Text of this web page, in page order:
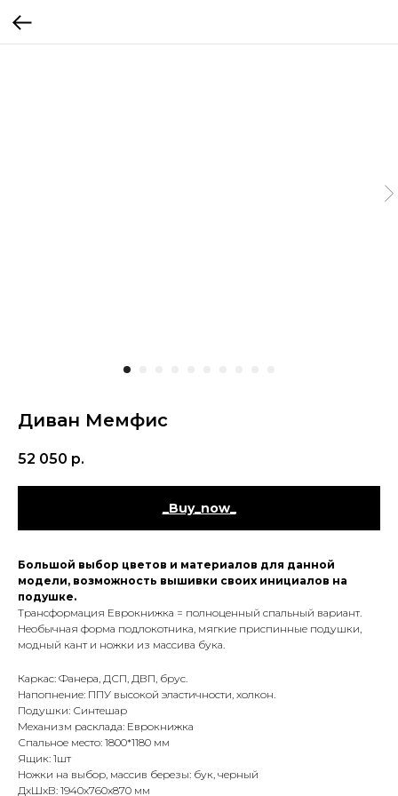
Диван Мемфис
52 050 р.
_Buy_now_
Большой выбор цветов и материалов для данной
модели, возможность вышивки своих инициалов на
подушке.
Трансформация Еврокнижка = полноценный спальный вариант.
Необычная форма подлокотника, мягкие приспинные подушки,
модный кант и ножки из массива бука.
Каркас: Фанера, ДСП, ДВП, брус.
Напопнение: ППУ высокой эластичности, холкон.
Подушки: Синтешар
Механизм расклада: Еврокнижка
Спальное место: 1800*1180 мм
Ящик: 1шт
Ножки на выбор, массив березы: бук, черный
ДxШxВ: 1940x760x870 мм